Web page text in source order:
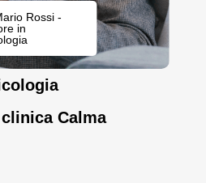
Calma
Rossi -
in